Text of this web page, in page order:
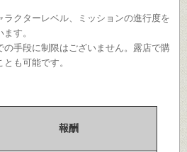
クターレベル、ミッションの進行度を
す。
手段に制限はございません。露店で購
も可能です。
報酬